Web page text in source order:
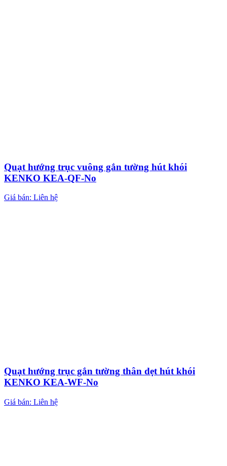
Quạt hướng trục vuông gắn tường hút khói
KENKO KEA-QF-No
Giá bán: Liên hệ
Quạt hướng trục gắn tường thân dẹt hút khói
KENKO KEA-WF-No
Giá bán: Liên hệ